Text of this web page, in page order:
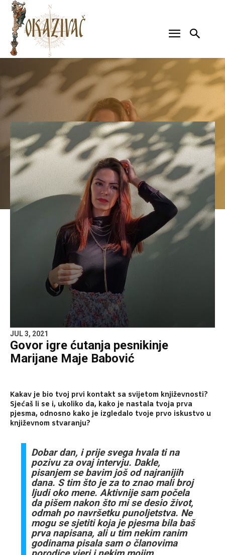
JUL 3, 2021
Govor igre ćutanja pesnikinje
Marijane Maje Babović
Kakav je bio tvoj prvi kontakt sa svijetom književnosti?
Sjećaš li se i, ukoliko da, kako je nastala tvoja prva
pjesma, odnosno kako je izgledalo tvoje prvo iskustvo u
književnom stvaranju?
Dobar dan, i prije svega hvala ti na
pozivu za ovaj intervju. Dakle,
pisanjem se bavimjoš od najranijih
dana. S tim što je za to znao mali broj
ljudi oko mene. Aktivnije sampočela
da pišem nakon što mi se desio život,
odmah po navršetku punoljetstva. Ne
mogu se sjetiti koja je pjesma bila baš
prva napisana, ali u tim nekim ranim
godinama pisala sam o članovima